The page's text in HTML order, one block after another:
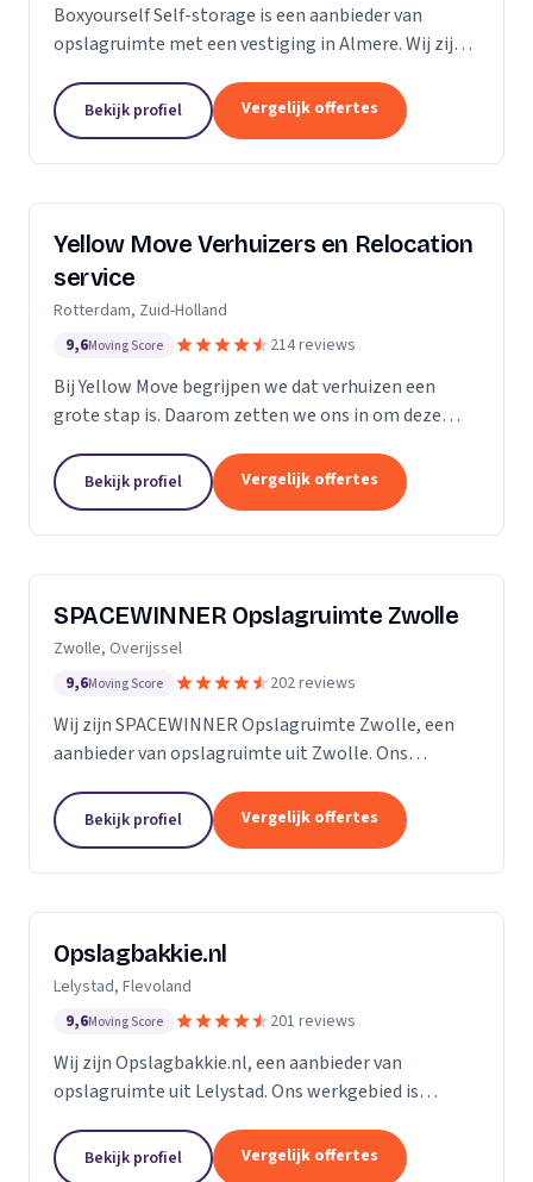
Boxyourself Self-storage is een aanbieder van
opslagruimte met een vestiging in Almere. Wij zijn
Bekijk profiel Vergelijk offertes
Yellow Move Verhuizers en Relocation
service
Rotterdam, Zuid-Holland
9,6Moving Score 214 reviews
Bij Yellow Move begrijpen we dat verhuizen een
grote stap is. Daarom zetten we ons in om deze
Met meer dan 35 jaar ervaring in de
verhuisindustrie,...
Bekijk profiel Vergelijk offertes
SPACEWINNER Opslagruimte Zwolle
Zwolle, Overijssel
9,6Moving Score 202 reviews
Wij zijn SPACEWINNER Opslagruimte Zwolle, een
aanbieder van opslagruimte uit Zwolle. Ons
Bekijk profiel Vergelijk offertes
Opslagbakkie.nl
Lelystad, Flevoland
9,6Moving Score 201 reviews
Wij zijn Opslagbakkie.nl, een aanbieder van
opslagruimte uit Lelystad. Ons werkgebied is
Bekijk profiel Vergelijk offertes